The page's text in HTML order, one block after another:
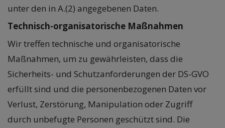
unter den in A.(2) angegebenen Daten.
Technisch-organisatorische Maßnahmen
Wir treffen technische und organisatorische
Maßnahmen, um zu gewährleisten, dass die
Sicherheits- und Schutzanforderungen der DS-GVO
erfüllt sind und die personenbezogenen Daten vor
Verlust, Zerstörung, Manipulation oder Zugriff
durch unbefugte Personen geschützt sind. Die